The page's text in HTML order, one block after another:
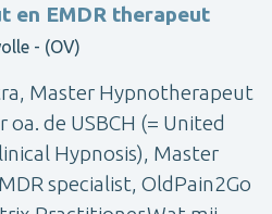
en EMDR therapeut
- (OV)
Master Hypnotherapeut
de USBCH (= United
Hypnosis), Master
specialist, OldPain2Go